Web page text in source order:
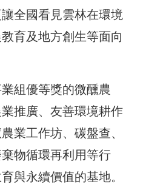
全國看見雲林在環境
育及地方創生等面向
組優等獎的微醺農
推廣、友善環境耕作
業工作坊、碳盤查、
物循環再利用等行
與永續價值的基地。